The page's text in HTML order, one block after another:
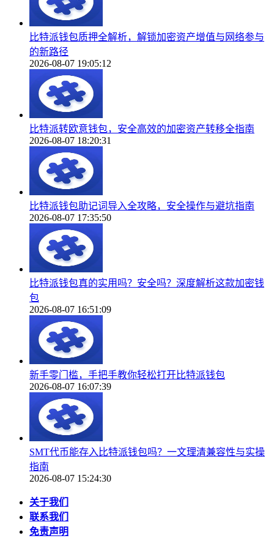
比特派钱包质押全解析，解锁加密资产增值与网络参与
的新路径
2026-08-07 19:05:12
比特派转欧意钱包，安全高效的加密资产转移全指南
2026-08-07 18:20:31
比特派钱包助记词导入全攻略，安全操作与避坑指南
2026-08-07 17:35:50
比特派钱包真的实用吗？安全吗？深度解析这款加密钱
包
2026-08-07 16:51:09
新手零门槛，手把手教你轻松打开比特派钱包
2026-08-07 16:07:39
SMT代币能存入比特派钱包吗？一文理清兼容性与实操
指南
2026-08-07 15:24:30
关于我们
联系我们
免责声明